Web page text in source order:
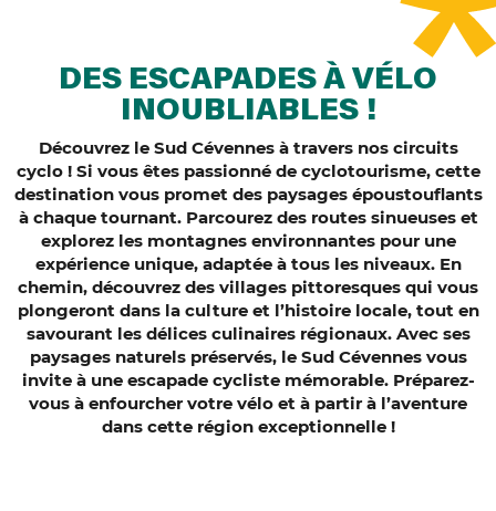
DES ESCAPADES À VÉLO
INOUBLIABLES !
Découvrez le Sud Cévennes à travers nos circuits
cyclo ! Si vous êtes passionné de cyclotourisme, cette
destination vous promet des paysages époustouflants
à chaque tournant. Parcourez des routes sinueuses et
explorez les montagnes environnantes pour une
expérience unique, adaptée à tous les niveaux. En
chemin, découvrez des villages pittoresques qui vous
plongeront dans la culture et l’histoire locale, tout en
savourant les délices culinaires régionaux. Avec ses
paysages naturels préservés, le Sud Cévennes vous
invite à une escapade cycliste mémorable. Préparez-
vous à enfourcher votre vélo et à partir à l’aventure
dans cette région exceptionnelle !